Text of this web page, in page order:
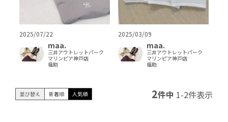
2025/07/22
maa.
三井アウトレットパーク
マリンピア神戸店
福助
2025/03/09
maa.
三井アウトレットパーク
マリンピア神戸店
福助
並び替え 新着順 人気順 2件中 1-2件表示